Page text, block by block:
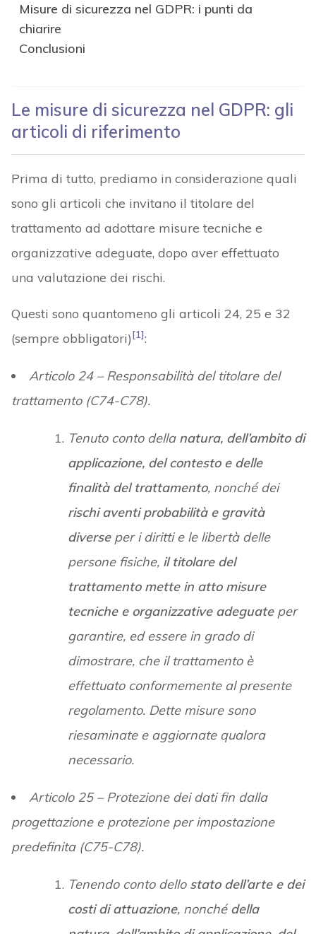
Misure di sicurezza nel GDPR: i punti da
chiarire
Conclusioni
Le misure di sicurezza nel GDPR: gli
articoli di riferimento
Prima di tutto, prediamo in considerazione quali
sono gli articoli che invitano il titolare del
trattamento ad adottare misure tecniche e
organizzative adeguate, dopo aver effettuato
una valutazione dei rischi.
Questi sono quantomeno gli articoli 24, 25 e 32
(sempre obbligatori)[1]:
Articolo 24 – Responsabilità del titolare del
trattamento (C74-C78).
Tenuto conto della natura, dell’ambito di
applicazione, del contesto e delle
finalità del trattamento, nonché dei
rischi aventi probabilità e gravità
diverseper i diritti e le libertà delle
persone fisiche, il titolare del
trattamento mette in atto misure
tecniche e organizzative adeguateper
garantire, ed essere in grado di
dimostrare, che il trattamento è
effettuato conformemente al presente
regolamento. Dette misure sono
riesaminate e aggiornate qualora
necessario.
Articolo 25 – Protezione dei dati fin dalla
progettazione e protezione per impostazione
predefinita (C75-C78).
Tenendo conto dello stato dell’arte e dei
costi di attuazione, nonchédella